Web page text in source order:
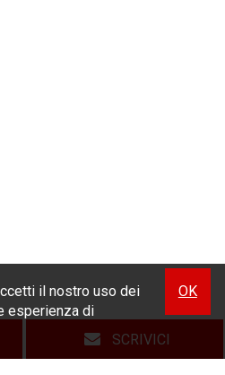
SCRIVICI
il nostro uso dei
esperienza di
OK